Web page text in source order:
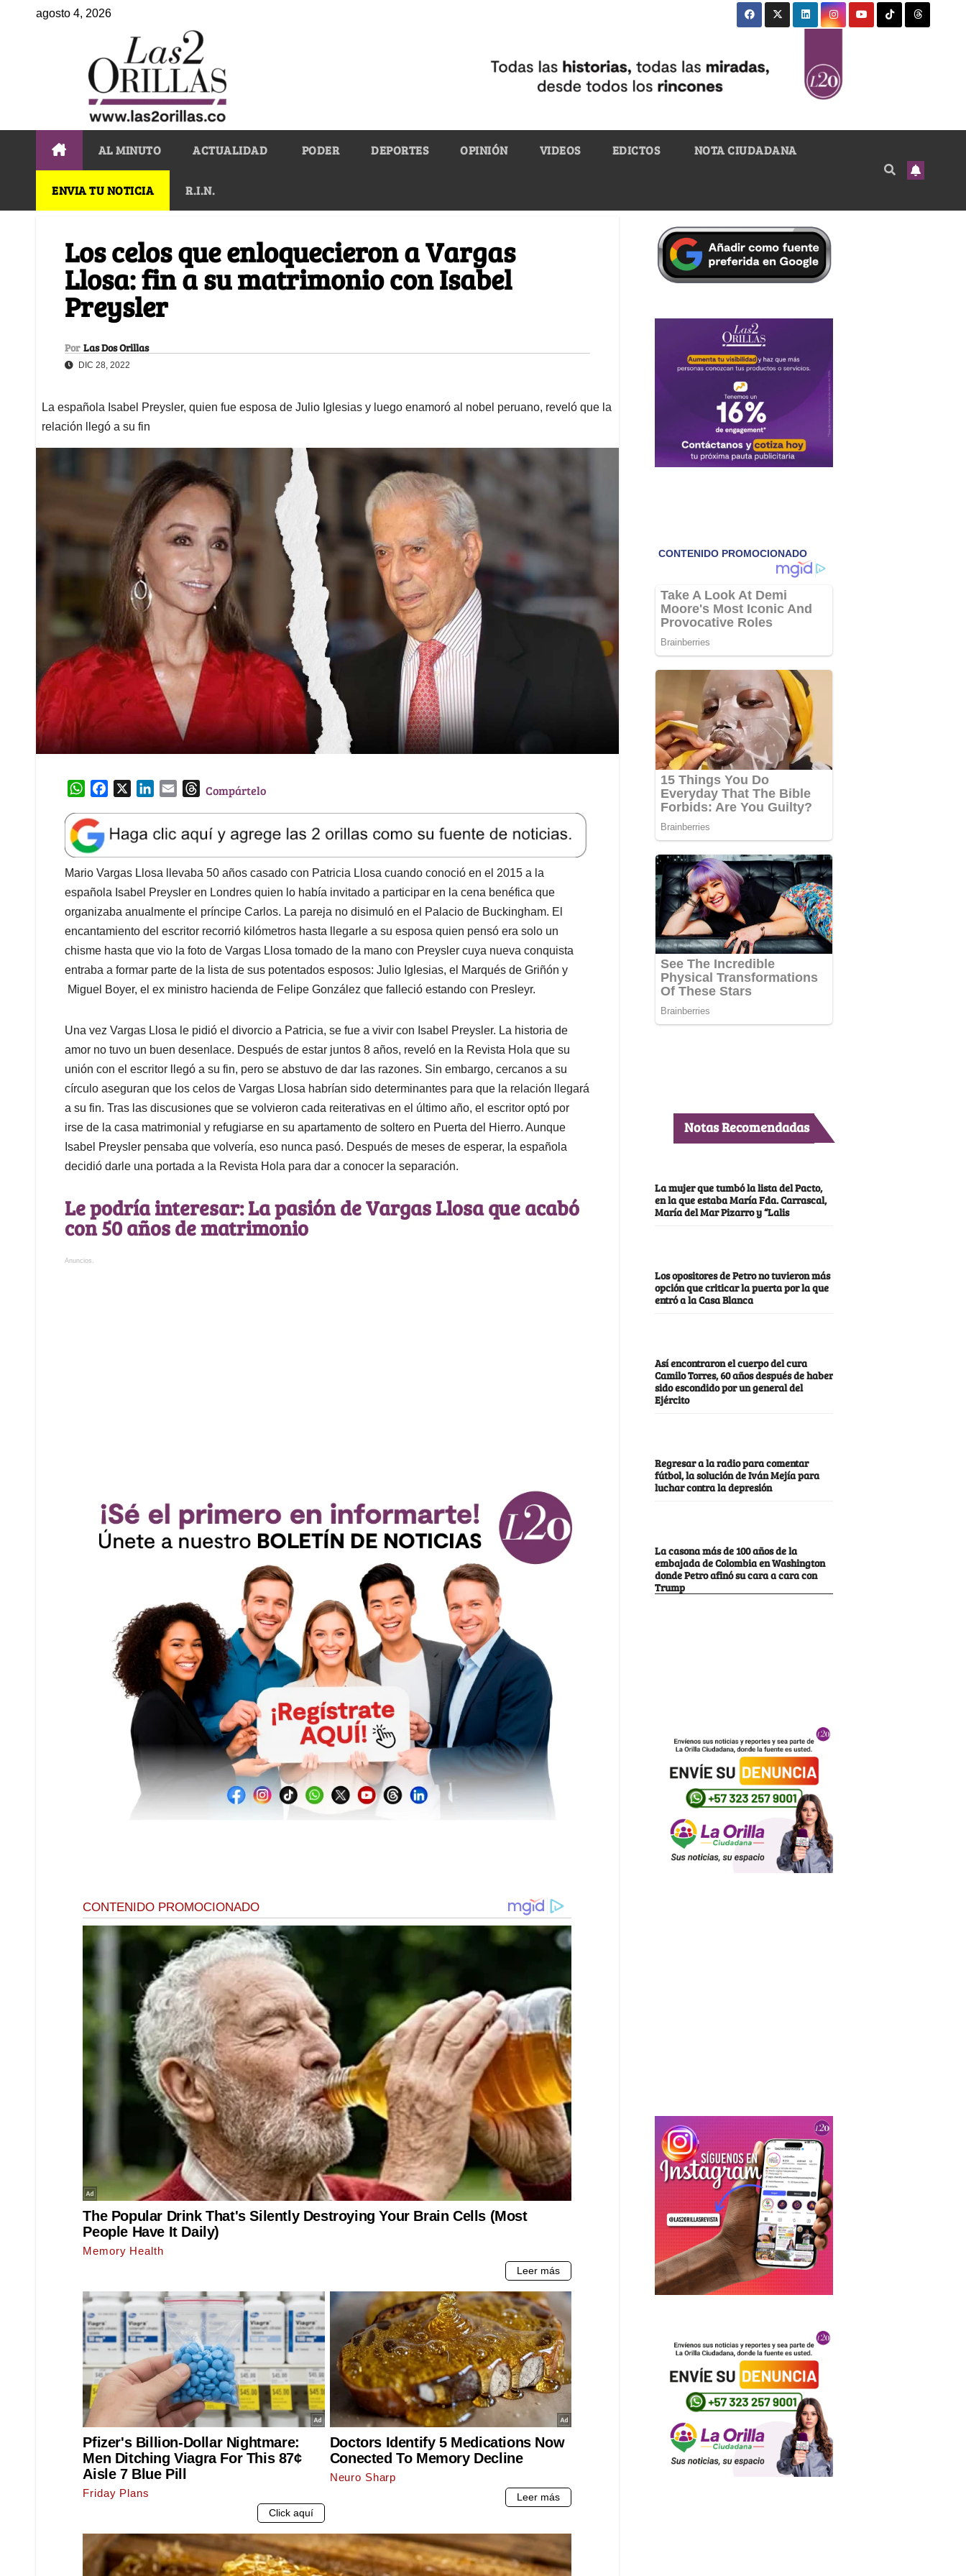
agosto 4, 2026
AL MINUTO ACTUALIDAD PODER DEPORTES OPINIÓN VIDEOS EDICTOS NOTA CIUDADANA
ENVIA TU NOTICIA R.I.N.
Los celos que enloquecieron a Vargas
Llosa: fin a su matrimonio con Isabel
Preysler
Por Las Dos Orillas
DIC 28, 2022
La española Isabel Preysler, quien fue esposa de Julio Iglesias y luego enamoró al nobel peruano, reveló que la
relación llegó a su fin
W
a
t
s
A
p
p
e
b
o
o
k
k
e
d
I
n
l
T
e
a
d
s
Compártelo
Mario Vargas Llosa llevaba 50 años casado con Patricia Llosa cuando conoció en el 2015 a la
española Isabel Preysler en Londres quien lo había invitado a participar en la cena benéfica que
organizaba anualmente el príncipe Carlos. La pareja no disimuló en el Palacio de Buckingham. El
encantamiento del escritor recorrió kilómetros hasta llegarle a su esposa quien pensó era solo un
chisme hasta que vio la foto de Vargas Llosa tomado de la mano con Preysler cuya nueva conquista
entraba a formar parte de la lista de sus potentados esposos: Julio Iglesias, el Marqués de Griñón y
Miguel Boyer, el ex ministro hacienda de Felipe González que falleció estando con Presleyr.
Una vez Vargas Llosa le pidió el divorcio a Patricia, se fue a vivir con Isabel Preysler. La historia de
amor no tuvo un buen desenlace. Después de estar juntos 8 años, reveló en la Revista Hola que su
unión con el escritor llegó a su fin, pero se abstuvo de dar las razones. Sin embargo, cercanos a su
círculo aseguran que los celos de Vargas Llosa habrían sido determinantes para que la relación llegará
a su fin. Tras las discusiones que se volvieron cada reiterativas en el último año, el escritor optó por
irse de la casa matrimonial y refugiarse en su apartamento de soltero en Puerta del Hierro. Aunque
Isabel Preysler pensaba que volvería, eso nunca pasó. Después de meses de esperar, la española
decidió darle una portada a la Revista Hola para dar a conocer la separación.
Le podría interesar: La pasión de Vargas Llosa que acabó
con 50 años de matrimonio
Anuncios.
Notas Recomendadas
La mujer que tumbó la lista del Pacto,
en la que estaba María Fda. Carrascal,
María del Mar Pizarro y “Lalis
Los opositores de Petro no tuvieron más
opción que criticar la puerta por la que
entró a la Casa Blanca
Así encontraron el cuerpo del cura
Camilo Torres, 60 años después de haber
sido escondido por un general del
Ejército
Regresar a la radio para comentar
fútbol, la solución de Iván Mejía para
luchar contra la depresión
La casona más de 100 años de la
embajada de Colombia en Washington
donde Petro afinó su cara a cara con
Trump